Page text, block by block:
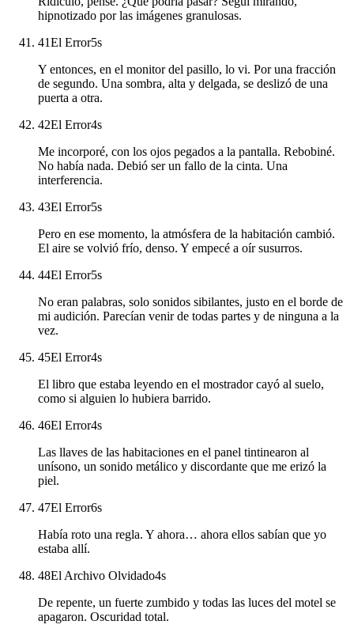
hipnotizado por las imágenes granulosas.
41El Error5s
Y entonces, en el monitor del pasillo, lo vi. Por una fracción
de segundo. Una sombra, alta y delgada, se deslizó de una
puerta a otra.
42El Error4s
Me incorporé, con los ojos pegados a la pantalla. Rebobiné.
No había nada. Debió ser un fallo de la cinta. Una
interferencia.
43El Error5s
Pero en ese momento, la atmósfera de la habitación cambió.
El aire se volvió frío, denso. Y empecé a oír susurros.
44El Error5s
No eran palabras, solo sonidos sibilantes, justo en el borde de
mi audición. Parecían venir de todas partes y de ninguna a la
vez.
45El Error4s
El libro que estaba leyendo en el mostrador cayó al suelo,
como si alguien lo hubiera barrido.
46El Error4s
Las llaves de las habitaciones en el panel tintinearon al
unísono, un sonido metálico y discordante que me erizó la
piel.
47El Error6s
Había roto una regla. Y ahora… ahora ellos sabían que yo
estaba allí.
48El Archivo Olvidado4s
De repente, un fuerte zumbido y todas las luces del motel se
apagaron. Oscuridad total.